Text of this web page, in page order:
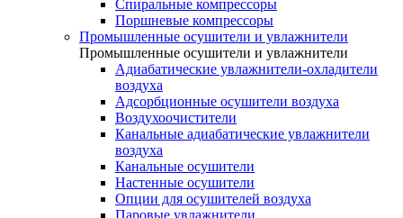
Спиральные компрессоры
Поршневые компрессоры
Промышленные осушители и увлажнители
Промышленные осушители и увлажнители
Адиабатические увлажнители-охладители
воздуха
Адсорбционные осушители воздуха
Воздухоочистители
Канальные адиабатические увлажнители
воздуха
Канальные осушители
Настенные осушители
Опции для осушителей воздуха
Паровые увлажнители